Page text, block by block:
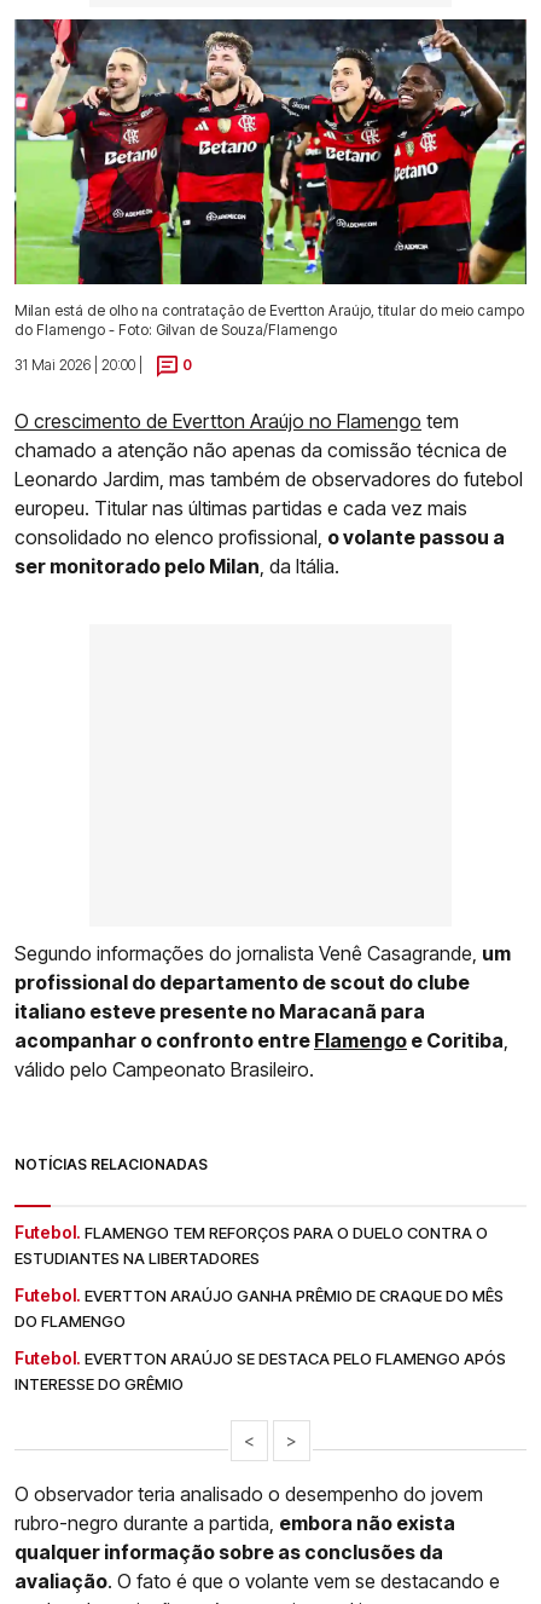
Milan está de olho na contratação de Evertton Araújo, titular do meio campo
do Flamengo - Foto: Gilvan de Souza/Flamengo
31 Mai 2026 | 20:00 |
0
O crescimento de Evertton Araújo no Flamengo tem
chamado a atenção não apenas da comissão técnica de
Leonardo Jardim, mas também de observadores do futebol
europeu. Titular nas últimas partidas e cada vez mais
consolidado no elenco profissional, o volante passou a
ser monitorado pelo Milan , da Itália.
Segundo informações do jornalista Venê Casagrande, um
profissional do departamento de scout do clube
italiano esteve presente no Maracanã para
acompanhar o confronto entre Flamengo e Coritiba
válido pelo Campeonato Brasileiro.
NOTÍCIAS RELACIONADAS
Futebol. FLAMENGO TEM REFORÇOS PARA O DUELO CONTRA O
ESTUDIANTES NA LIBERTADORES
Futebol. EVERTTON ARAÚJO GANHA PRÊMIO DE CRAQUE DO MÊS
DO FLAMENGO
Futebol. EVERTTON ARAÚJO SE DESTACA PELO FLAMENGO APÓS
INTERESSE DO GRÊMIO
< >
O observador teria analisado o desempenho do jovem
rubro-negro durante a partida, embora não exista
qualquer informação sobre as conclusões da
avaliação. O fato é que o volante vem se destacando e